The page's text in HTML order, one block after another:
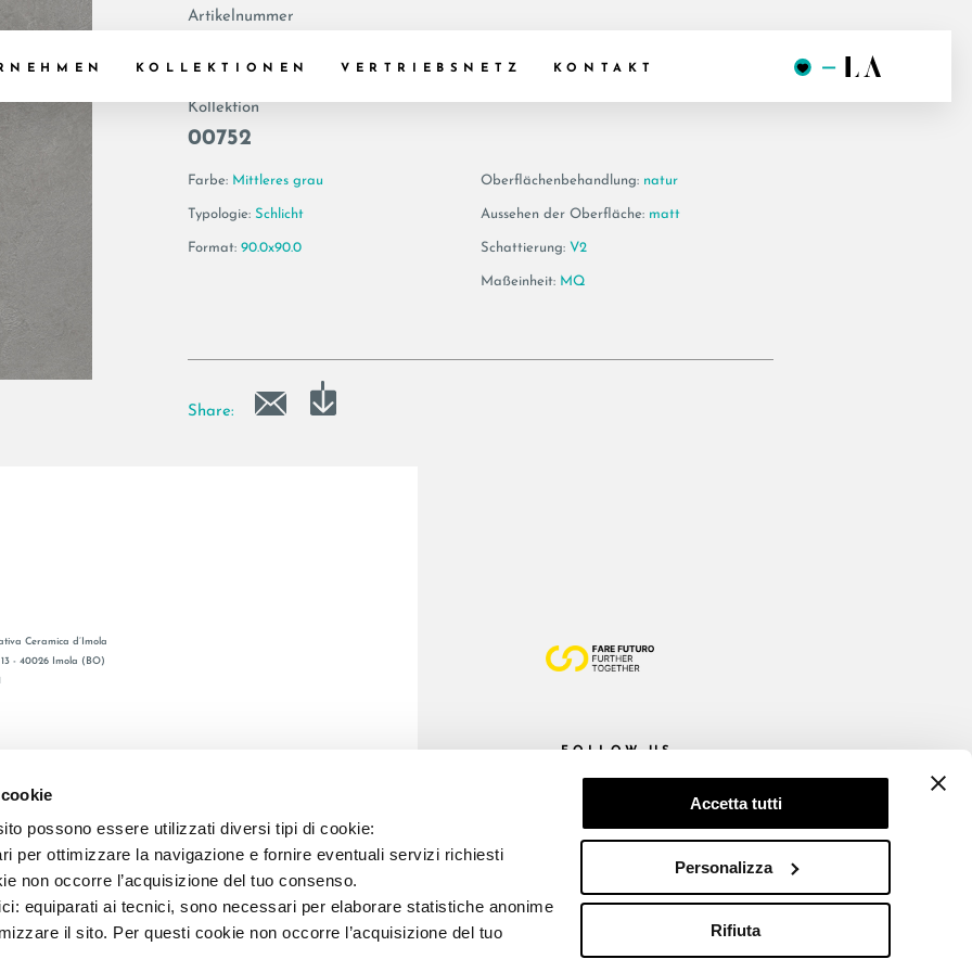
possono essere utilizzati diversi tipi di cookie:
per ottimizzare la navigazione e fornire eventuali servizi richiesti
non occorre l’acquisizione del tuo consenso.
equiparati ai tecnici, sono necessari per elaborare statistiche anonime
il sito. Per questi cookie non occorre l’acquisizione del tuo
Accetta tutti
Personalizza
Rifiuta
KOLLEKTIONEN VERTRIEBSNETZ KONTAKT
Artikelnummer
Kollektion
00752
Farbe: Mittleres grau
Typologie: Schlicht
Format: 90.0x90.0
Oberflächenbehandlung: natur
Aussehen der Oberfläche: matt
Schattierung: V2
Maßeinheit: MQ
Share:
Ceramica d’Imola
- 40026 Imola (BO)
FOLLOW US
E REG. IMPR. BO 00286900378 R.E.A. BO 5545